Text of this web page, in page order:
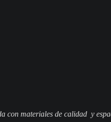
con materiales de calidad y